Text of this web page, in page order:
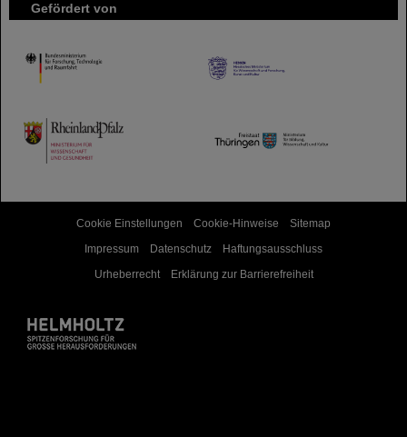
Gefördert von
HMWK
TMWWDG
Cookie Einstellungen Cookie-Hinweise
Sitemap
Impressum
Datenschutz
Haftungsausschluss
Urheberrecht
Erklärung zur Barrierefreiheit